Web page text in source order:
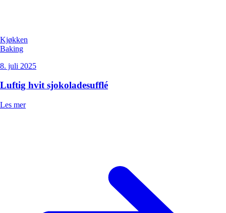
Kjøkken
Baking
8. juli 2025
Luftig hvit sjokoladesufflé
Les mer